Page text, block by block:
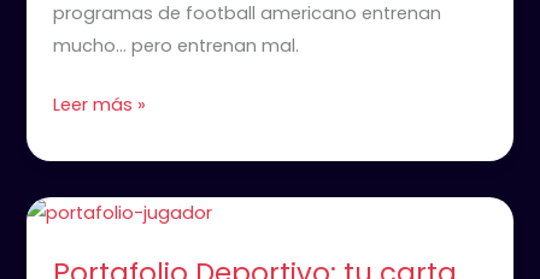
programas de football americano entrenan
mucho… pero entrenan mal.
Leer más »
Portafolio